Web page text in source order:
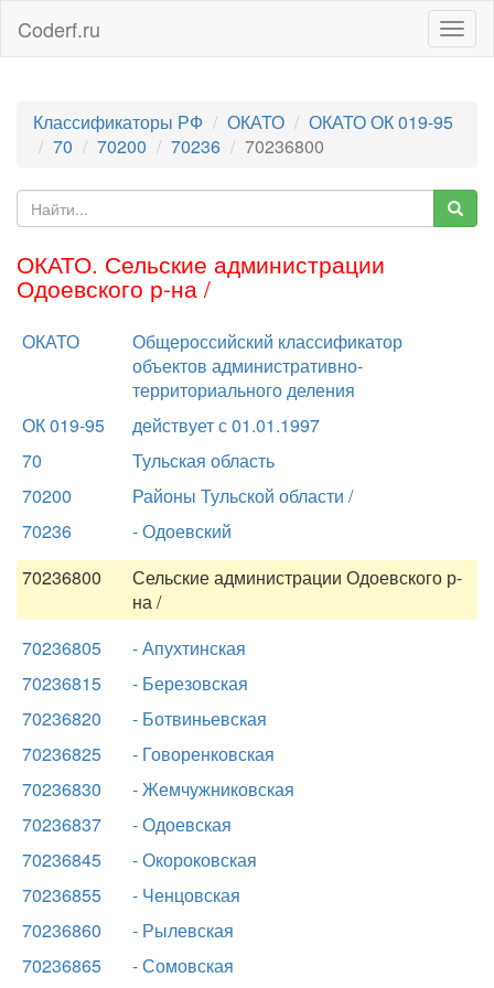
Coderf.ru
Классификаторы РФ ОКАТО
ОКАТО ОК 019-95
70
70200 70236 70236800
ОКАТО. Сельские администрации
Одоевского р-на /
ОКАТО
Общероссийский классификатор
объектов административно-
территориального деления
ОК 019-95
действует с 01.01.1997
70
Тульская область
70200
Районы Тульской области /
70236
- Одоевский
70236800
Сельские администрации Одоевского р-
на /
70236805
- Апухтинская
70236815
- Березовская
70236820
- Ботвиньевская
70236825
- Говоренковская
70236830
- Жемчужниковская
70236837
- Одоевская
70236845
- Окороковская
70236855
- Ченцовская
70236860
- Рылевская
70236865
- Сомовская